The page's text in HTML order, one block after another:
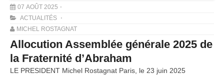
07 AOÛT 2025
ACTUALITÉS
MICHEL ROSTAGNAT
Allocution Assemblée générale 2025 de
la Fraternité d’Abraham
LE PRESIDENT Michel Rostagnat Paris, le 23 juin 2025